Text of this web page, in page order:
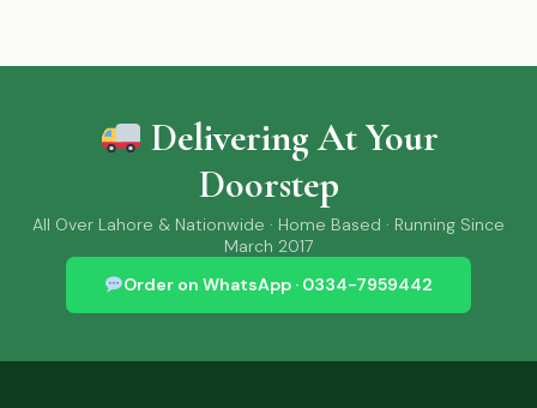
Delivering At Your
Doorstep
All Over Lahore & Nationwide · Home Based · Running Since
March 2017
Order on WhatsApp · 0334-7959442